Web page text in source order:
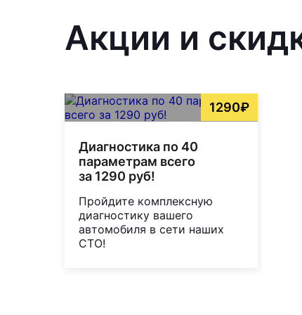
Акции и
1290₽
Диагностика по 40
параметрам всего
за 1290 руб!
Пройдите комплексную
диагностику вашего
автомобиля в сети наших
СТО!